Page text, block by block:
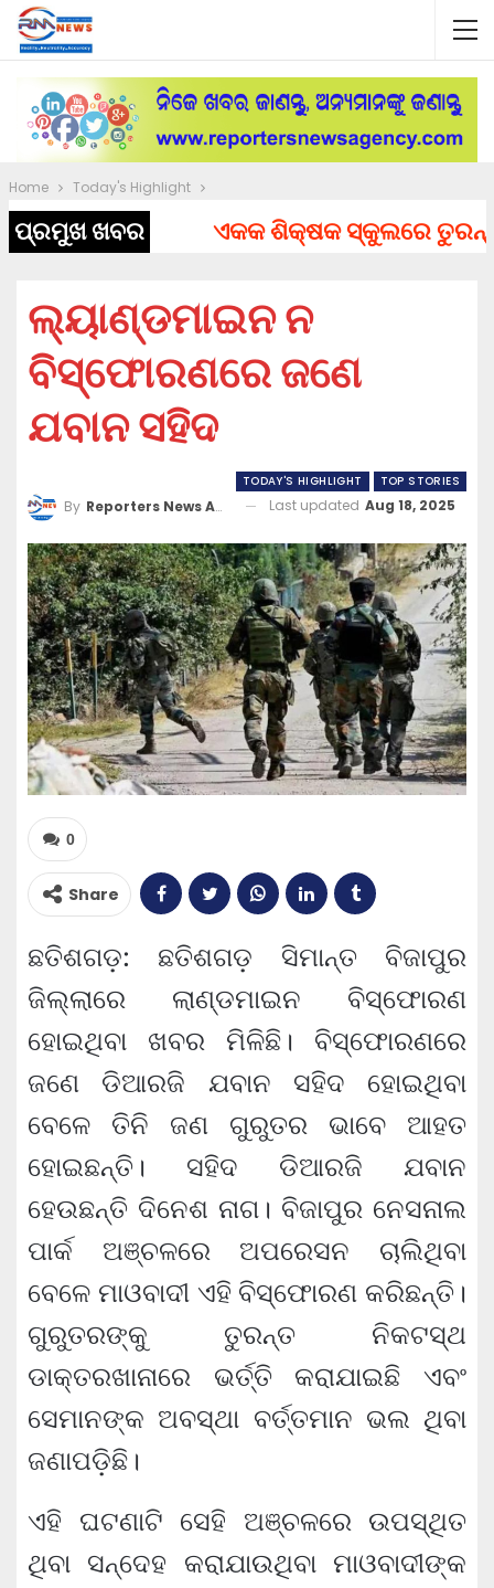
Home Today's Highlight
ପ୍ରମୁଖ ଖବର ଏକକ ଶିକ୍ଷକ ସ୍କୁଲରେ ତୁରନ୍ତ
ଲ୍ୟାଣ୍ଡମାଇନ ନ
ବିସ୍ଫୋରଣରେ ଜଣେ
ଯବାନ ସହିଦ
TODAY'S HIGHLIGHT TOP STORIES
By Reporters News Agency Last updated Aug 18, 2025
0
Share
ଛତିଶଗଡ଼: ଛତିଶଗଡ଼ ସିମାନ୍ତ ବିଜାପୁର
ଜିଲ୍ଲାରେ ଲାଣ୍ଡମାଇନ ବିସ୍ଫୋରଣ
ହୋଇଥିବା ଖବର ମିଳିଛି। ବିସ୍ଫୋରଣରେ
ଜଣେ ଡିଆରଜି ଯବାନ ସହିଦ ହୋଇଥିବା
ବେଳେ ତିନି ଜଣ ଗୁରୁତର ଭାବେ ଆହତ
ହୋଇଛନ୍ତି। ସହିଦ ଡିଆରଜି ଯବାନ
ହେଉଛନ୍ତି ଦିନେଶ ନାଗ। ବିଜାପୁର ନେସନାଲ
ପାର୍କ ଅଞ୍ଚଳରେ ଅପରେସନ ଚାଲିଥିବା
ବେଳେ ମାଓବାଦୀ ଏହି ବିସ୍ଫୋରଣ କରିଛନ୍ତି।
ଗୁରୁତରଙ୍କୁ ତୁରନ୍ତ ନିକଟସ୍ଥ
ଡାକ୍ତରଖାନାରେ ଭର୍ତ୍ତି କରାଯାଇଛି ଏବଂ
ସେମାନଙ୍କ ଅବସ୍ଥା ବର୍ତ୍ତମାନ ଭଲ ଥିବା
ଜଣାପଡ଼ିଛି।
ଏହି ଘଟଣାଟି ସେହି ଅଞ୍ଚଳରେ ଉପସ୍ଥିତ
ଥିବା ସନ୍ଦେହ କରାଯାଉଥିବା ମାଓବାଦୀଙ୍କ